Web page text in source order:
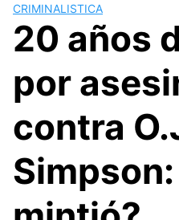
CRIMINALISTICA
20 años
por
contra